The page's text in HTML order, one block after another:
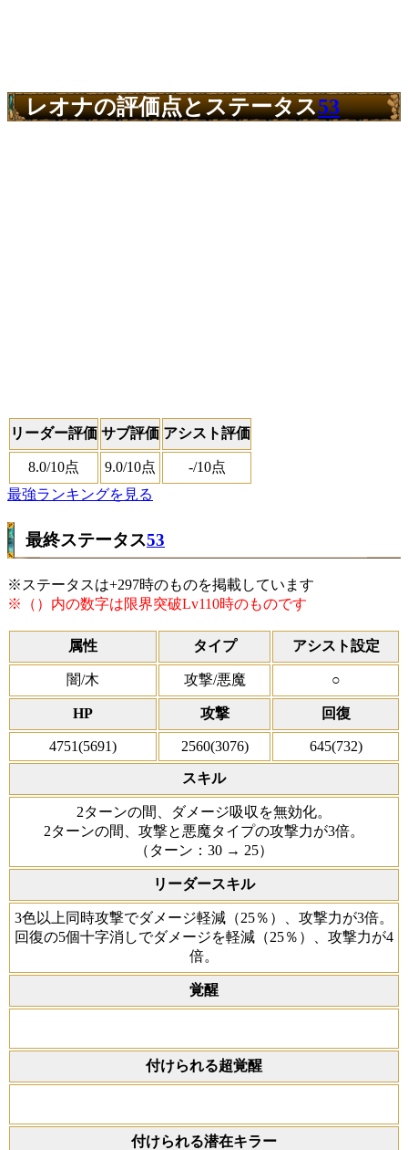
レオナの評価点とステータス53
リーダー評価 サブ評価 アシスト評価
8.0/10点 9.0/10点 -/10点
最強ランキングを見る
最終ステータス53
※ステータスは+297時のものを掲載しています
※（）内の数字は限界突破Lv110時のものです
属性 タイプ アシスト設定
闇/木 攻撃/悪魔 ○
HP 攻撃 回復
4751(5691) 2560(3076) 645(732)
スキル
2ターンの間、ダメージ吸収を無効化。
2ターンの間、攻撃と悪魔タイプの攻撃力が3倍。
（ターン：30 → 25）
リーダースキル
3色以上同時攻撃でダメージ軽減（25％）、攻撃力が3倍。
回復の5個十字消しでダメージを軽減（25％）、攻撃力が4
倍。
覚醒
付けられる超覚醒
付けられる潜在キラー